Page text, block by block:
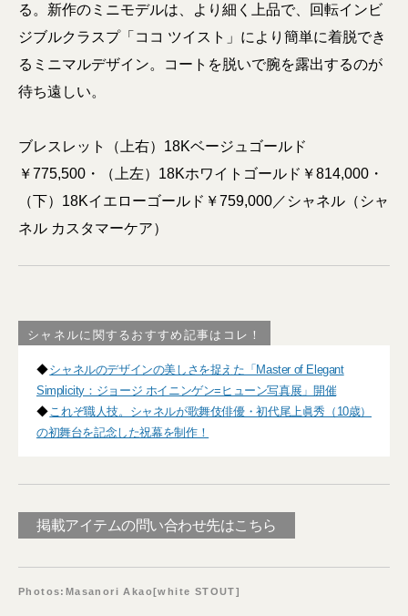
る。新作のミニモデルは、より細く上品で、回転インビ
ジブルクラスプ「ココ ツイスト」により簡単に着脱でき
るミニマルデザイン。コートを脱いで腕を露出するのが
待ち遠しい。
ブレスレット（上右）18Kベージュゴールド
￥775,500・（上左）18Kホワイトゴールド￥814,000・
（下）18Kイエローゴールド￥759,000／シャネル（シャ
ネル カスタマーケア）
シャネルに関するおすすめ記事はコレ！
◆シャネルのデザインの美しさを捉えた「Master of Elegant
Simplicity：ジョージ ホイニンゲン=ヒューン写真展」開催
◆これぞ職人技。シャネルが歌舞伎俳優・初代尾上眞秀（10歳）
の初舞台を記念した祝幕を制作！
掲載アイテムの問い合わせ先はこちら
Photos:Masanori Akao[white STOUT]